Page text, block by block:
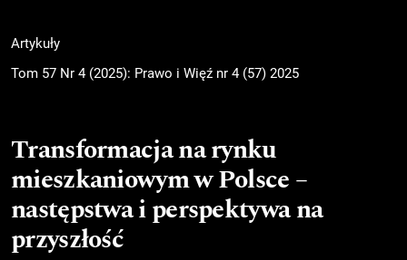
Artykuły
Tom 57 Nr 4 (2025): Prawo i Więź nr 4 (57) 2025
Transformacja na rynku
mieszkaniowym w Polsce –
następstwa i perspektywa na
przyszłość